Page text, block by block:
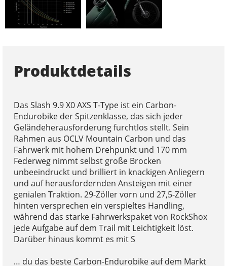
Produktdetails
Das Slash 9.9 X0 AXS T-Type ist ein Carbon-
Endurobike der Spitzenklasse, das sich jeder
Geländeherausforderung furchtlos stellt. Sein
Rahmen aus OCLV Mountain Carbon und das
Fahrwerk mit hohem Drehpunkt und 170 mm
Federweg nimmt selbst große Brocken
unbeeindruckt und brilliert in knackigen Anliegern
und auf herausfordernden Ansteigen mit einer
genialen Traktion. 29-Zöller vorn und 27,5-Zöller
hinten versprechen ein verspieltes Handling,
während das starke Fahrwerkspaket von RockShox
jede Aufgabe auf dem Trail mit Leichtigkeit löst.
Darüber hinaus kommt es mit S
… du das beste Carbon-Endurobike auf dem Markt